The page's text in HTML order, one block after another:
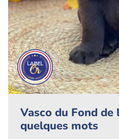
Vasco du Fond de
quelques mots